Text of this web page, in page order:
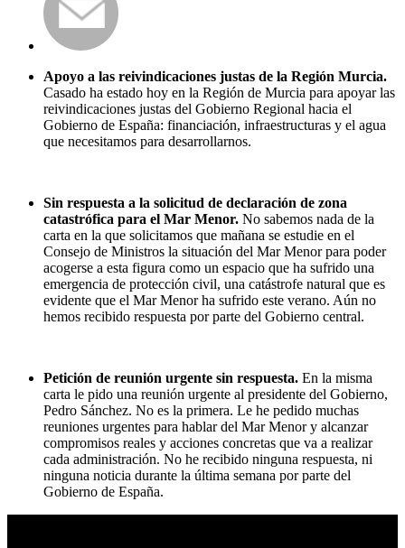
Apoyo a las reivindicaciones justas de la Región Murcia.
Casado ha estado hoy en la Región de Murcia para apoyar las
reivindicaciones justas del Gobierno Regional hacia el
Gobierno de España: financiación, infraestructuras y el agua
que necesitamos para desarrollarnos.
Sin respuesta a la solicitud de declaración de zona
catastrófica para el Mar Menor. No sabemos nada de la
carta en la que solicitamos que mañana se estudie en el
Consejo de Ministros la situación del Mar Menor para poder
acogerse a esta figura como un espacio que ha sufrido una
emergencia de protección civil, una catástrofe natural que es
evidente que el Mar Menor ha sufrido este verano. Aún no
hemos recibido respuesta por parte del Gobierno central.
Petición de reunión urgente sin respuesta. En la misma
carta le pido una reunión urgente al presidente del Gobierno,
Pedro Sánchez. No es la primera. Le he pedido muchas
reuniones urgentes para hablar del Mar Menor y alcanzar
compromisos reales y acciones concretas que va a realizar
cada administración. No he recibido ninguna respuesta, ni
ninguna noticia durante la última semana por parte del
Gobierno de España.